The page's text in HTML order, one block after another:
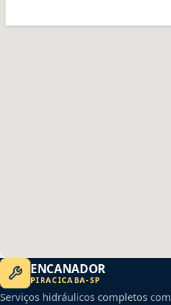
ENCANADOR
PIRACICABA-SP
Serviços hidráulicos completos com